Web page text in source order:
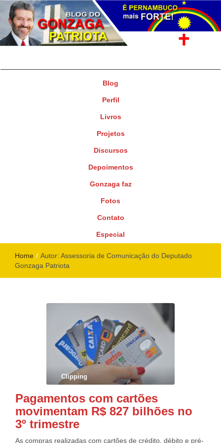
Blog
Perfil
Livros
Projetos
Discursos
Depoimentos
Gonzaga faz
Fotos
Contato
Especial
Home / Autor: Assessoria de Comunicação do Deputado
Gonzaga Patriota
Clipping
Pagamentos com cartões
movimentam R$ 827 bilhões no
3º trimestre
As compras realizadas com cartões de crédito, débito e pré-